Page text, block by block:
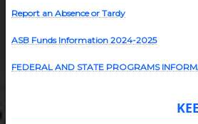
Report an Absence or Tardy
ASB Funds Information 2024-2025
FEDERAL AND STATE PROGRAMS